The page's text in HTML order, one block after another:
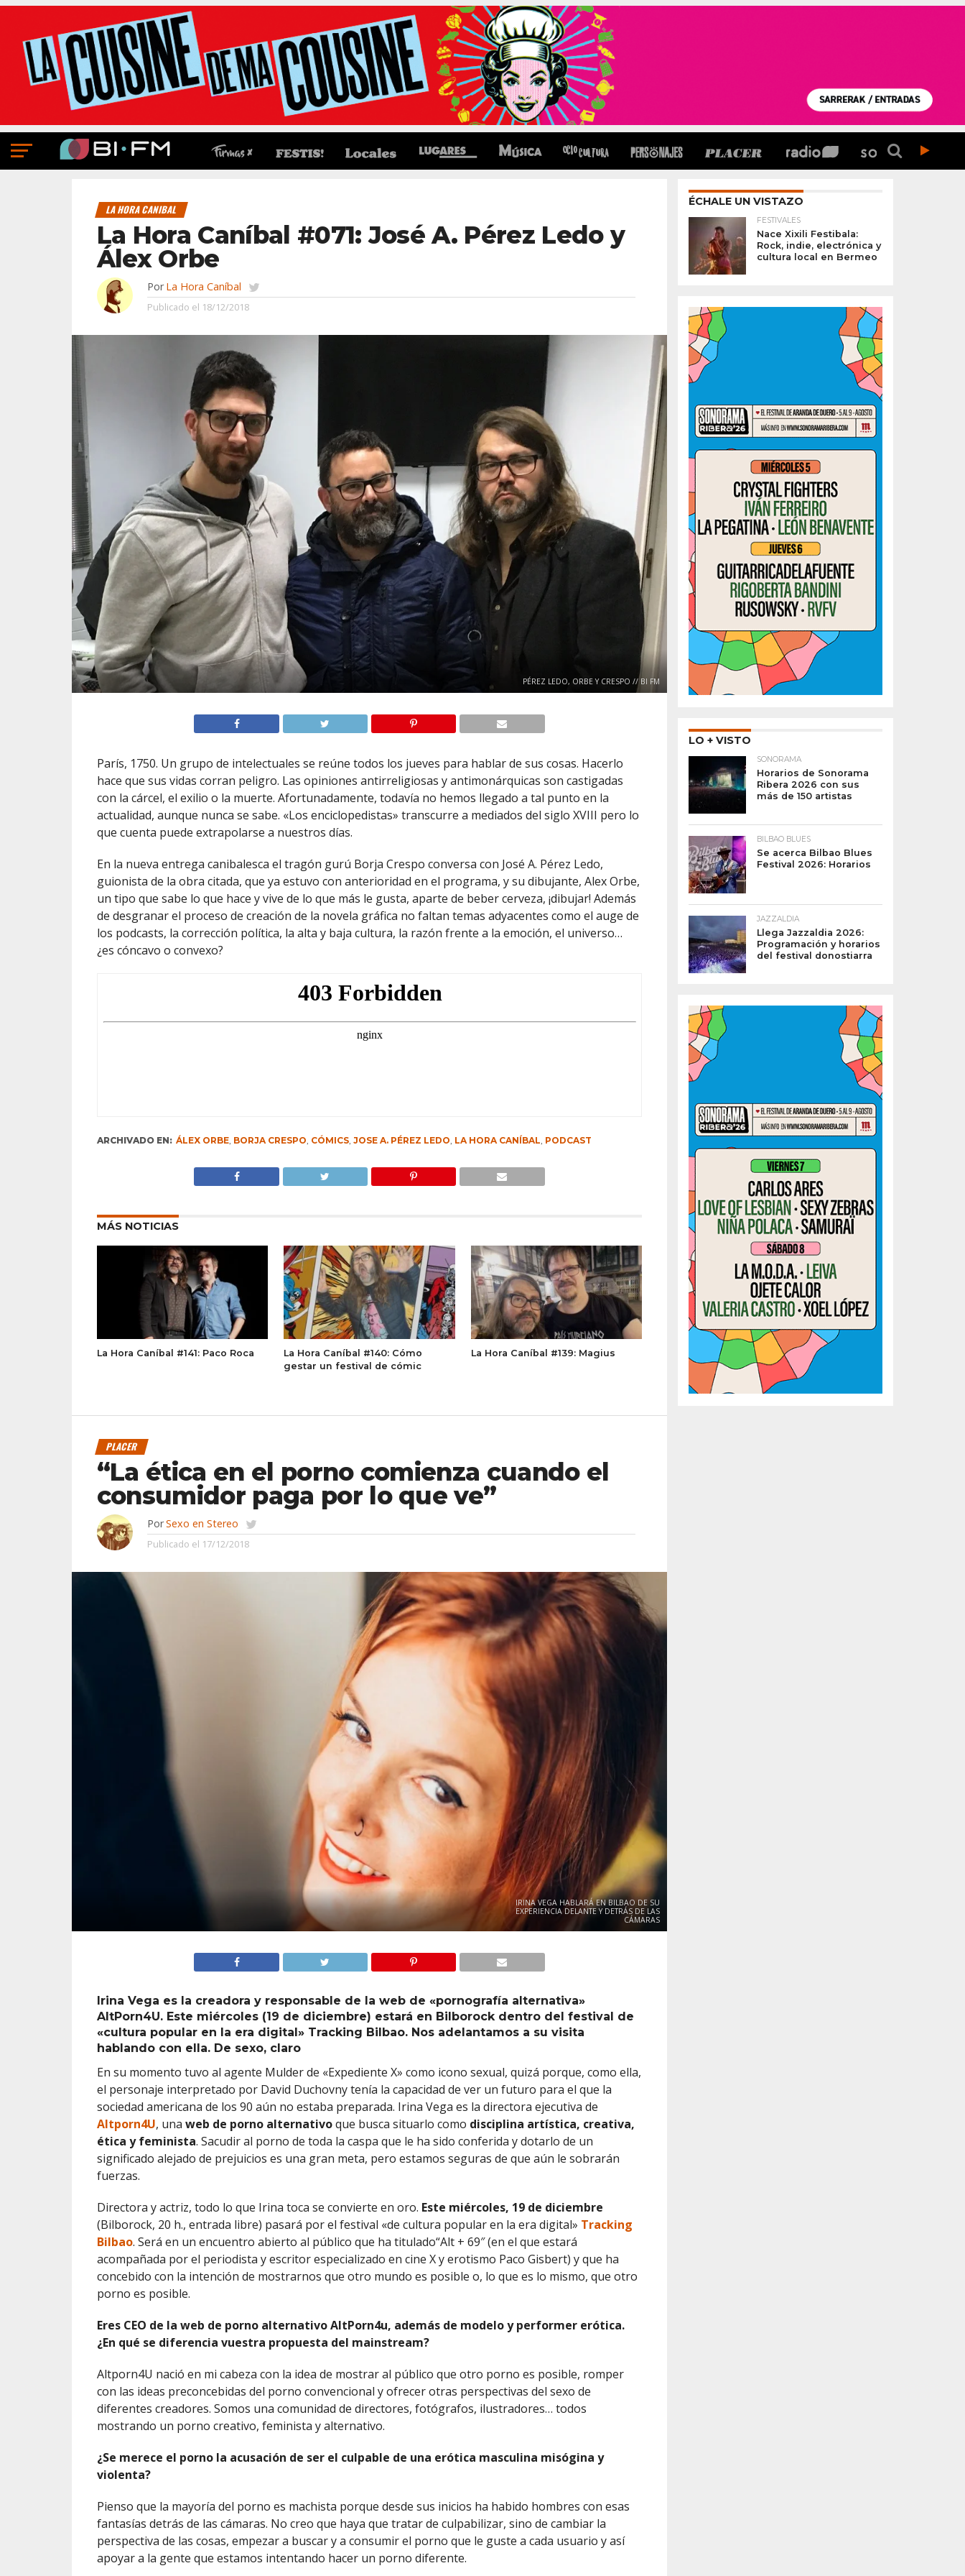
LA HORA CANIBAL
La Hora Caníbal #071: José A. Pérez Ledo y
Álex Orbe
Por La Hora Caníbal
Publicado el 18/12/2018
PÉREZ LEDO, ORBE Y CRESPO // BI FM
París, 1750. Un grupo de intelectuales se reúne todos los jueves para hablar de sus cosas. Hacerlo
hace que sus vidas corran peligro. Las opiniones antirreligiosas y antimonárquicas son castigadas
con la cárcel, el exilio o la muerte. Afortunadamente, todavía no hemos llegado a tal punto en la
actualidad, aunque nunca se sabe. «Los enciclopedistas» transcurre a mediados del siglo XVIII pero lo
que cuenta puede extrapolarse a nuestros días.
En la nueva entrega canibalesca el tragón gurú Borja Crespo conversa con José A. Pérez Ledo,
guionista de la obra citada, que ya estuvo con anterioridad en el programa, y su dibujante, Alex Orbe,
un tipo que sabe lo que hace y vive de lo que más le gusta, aparte de beber cerveza, ¡dibujar! Además
de desgranar el proceso de creación de la novela gráfica no faltan temas adyacentes como el auge de
los podcasts, la corrección política, la alta y baja cultura, la razón frente a la emoción, el universo…
¿es cóncavo o convexo?
ARCHIVADO EN: ÁLEX ORBE, BORJA CRESPO CÓMICS, JOSE A. PÉREZ LEDO LA HORA CANÍBAL PODCAST
MÁS NOTICIAS
La Hora Caníbal #141: Paco Roca
La Hora Caníbal #140: Cómo
gestar un festival de cómic
La Hora Caníbal #139: Magius
PLACER
“La ética en el porno comienza cuando el
consumidor paga por lo que ve”
PorSexo en Stereo
Publicado el 17/12/2018
IRINA VEGA HABLARÁ EN BILBAO DE SU
EXPERIENCIA DELANTE Y DETRÁS DE LAS
CÁMARAS
Irina Vega es la creadora y responsable de la web de «pornografía alternativa»
AltPorn4U. Este miércoles (19 de diciembre) estará en Bilborock dentro del festival de
«cultura popular en la era digital» Tracking Bilbao. Nos adelantamos a su visita
hablando con ella. De sexo, claro
En su momento tuvo al agente Mulder de «Expediente X» como icono sexual, quizá porque, como ella,
el personaje interpretado por David Duchovny tenía la capacidad de ver un futuro para el que la
sociedad americana de los 90 aún no estaba preparada. Irina Vega es la directora ejecutiva de
Altporn4U, una web de porno alternativoque busca situarlo como disciplina artística, creativa,
ética y feminista. Sacudir al porno de toda la caspa que le ha sido conferida y dotarlo de un
significado alejado de prejuicios es una gran meta, pero estamos seguras de que aún le sobrarán
fuerzas.
Directora y actriz, todo lo que Irina toca se convierte en oro. Este miércoles, 19 de diciembre
(Bilborock, 20 h., entrada libre) pasará por el festival «de cultura popular en la era digital» Tracking
Bilbao. Será en un encuentro abierto al público que ha titulado“Alt + 69″ (en el que estará
acompañada por el periodista y escritor especializado en cine X y erotismo Paco Gisbert) y que ha
concebido con la intención de mostrarnos que otro mundo es posible o, lo que es lo mismo, que otro
porno es posible.
Eres CEO de la web de porno alternativo AltPorn4u, además de modelo y performer erótica.
¿En qué se diferencia vuestra propuesta del mainstream?
Altporn4U nació en mi cabeza con la idea de mostrar al público que otro porno es posible, romper
con las ideas preconcebidas del porno convencional y ofrecer otras perspectivas del sexo de
diferentes creadores. Somos una comunidad de directores, fotógrafos, ilustradores… todos
mostrando un porno creativo, feminista y alternativo.
¿Se merece el porno la acusación de ser el culpable de una erótica masculina misógina y
violenta?
Pienso que la mayoría del porno es machista porque desde sus inicios ha habido hombres con esas
fantasías detrás de las cámaras. No creo que haya que tratar de culpabilizar, sino de cambiar la
perspectiva de las cosas, empezar a buscar y a consumir el porno que le guste a cada usuario y así
apoyar a la gente que estamos intentando hacer un porno diferente.
ÉCHALE UN VISTAZO
FESTIVALES
Nace Xixili Festibala:
Rock, indie, electrónica y
cultura local en Bermeo
LO + VISTO
SONORAMA
Horarios de Sonorama
Ribera 2026 con sus
más de 150 artistas
BILBAO BLUES
Se acerca Bilbao Blues
Festival 2026: Horarios
JAZZALDIA
Llega Jazzaldia 2026:
Programación y horarios
del festival donostiarra